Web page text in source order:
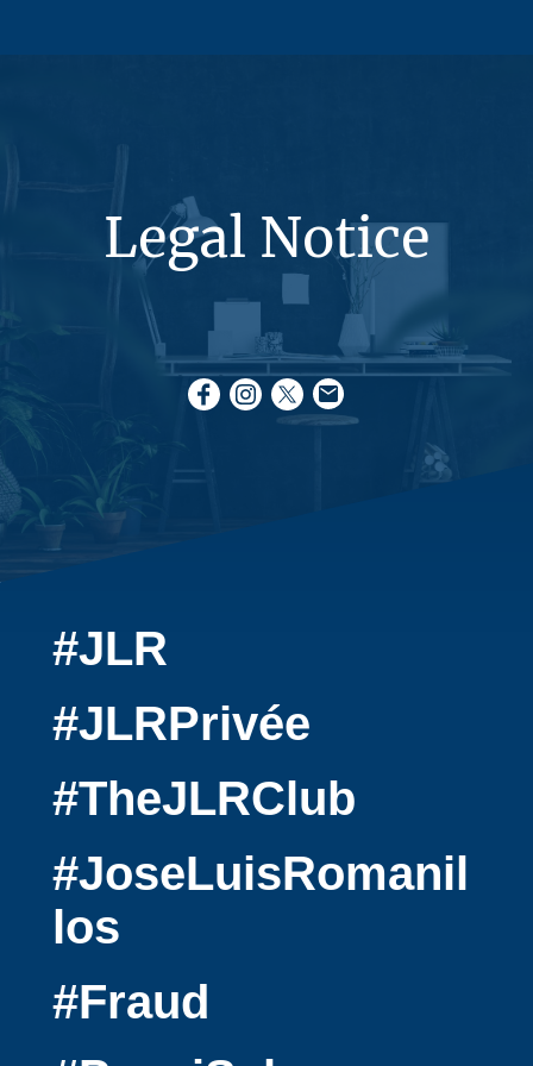
Legal Notice
#JLR
#JLRPrivée
#TheJLRClub
#JoseLuisRomanil
los
#Fraud